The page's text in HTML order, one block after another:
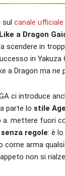
sul canale ufficiale
a Dragon
scendere in
in
a Dragon ma
ci introduce
parte lo stile
a. mettere fuori
regole: è
come arma
non si